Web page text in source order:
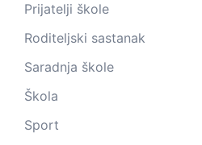
Prijatelji škole
Roditeljski sastanak
Saradnja škole
Škola
Sport